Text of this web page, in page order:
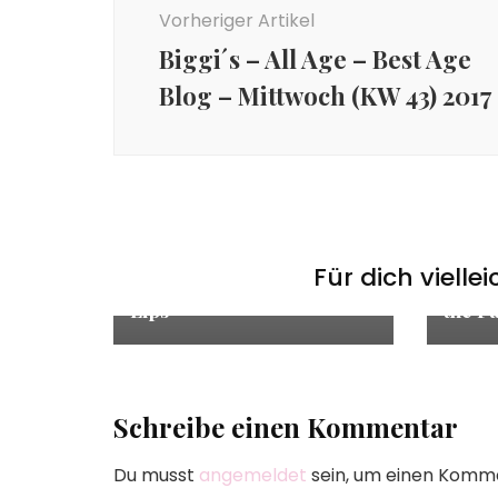
Vorheriger Artikel
Biggi´s – All Age – Best Age
Blog – Mittwoch (KW 43) 2017
Für dich
Vanessa Cisullo – Glitter
Lips
the
Schreibe einen Kommentar
Du musst angemeldet sein, um einen